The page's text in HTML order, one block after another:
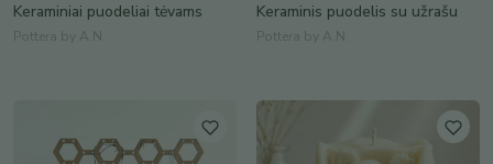
Keraminiai puodeliai tėvams
Pottera by A.N.
Keraminis puodelis su užrašu
Pottera by A.N.